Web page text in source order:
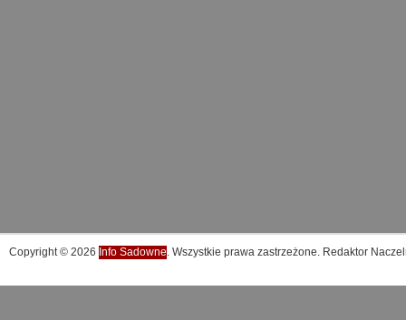
Copyright © 2026 Info Sadowne. Wszystkie prawa zastrzeżone. Redaktor